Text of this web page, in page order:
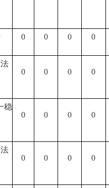
0 0 0 0
0 0 0 0
稳
0 0 0 0
0 0 0 0